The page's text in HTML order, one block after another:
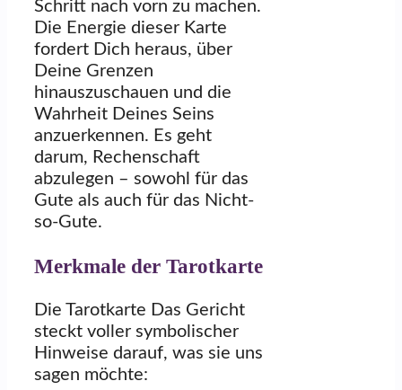
Schritt nach vorn zu machen.
Die Energie dieser Karte
fordert Dich heraus, über
Deine Grenzen
hinauszuschauen und die
Wahrheit Deines Seins
anzuerkennen. Es geht
darum, Rechenschaft
abzulegen – sowohl für das
Gute als auch für das Nicht-
so-Gute.
Merkmale der Tarotkarte
Die Tarotkarte Das Gericht
steckt voller symbolischer
Hinweise darauf, was sie uns
sagen möchte: